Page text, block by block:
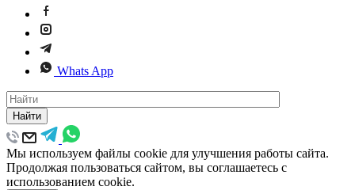
Whats App
Найти
Мы используем файлы cookie для улучшения работы сайта.
Продолжая пользоваться сайтом, вы соглашаетесь с
использованием cookie.